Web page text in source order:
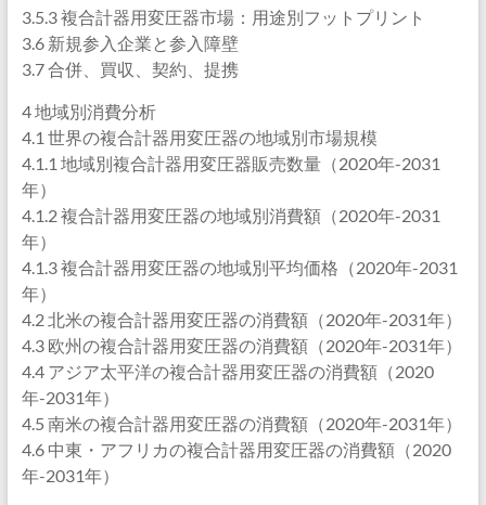
3.5.3 複合計器用変圧器市場：用途別フットプリント
3.6 新規参入企業と参入障壁
3.7 合併、買収、契約、提携
4 地域別消費分析
4.1 世界の複合計器用変圧器の地域別市場規模
4.1.1 地域別複合計器用変圧器販売数量（2020年-2031
年）
4.1.2 複合計器用変圧器の地域別消費額（2020年-2031
年）
4.1.3 複合計器用変圧器の地域別平均価格（2020年-2031
年）
4.2 北米の複合計器用変圧器の消費額（2020年-2031年）
4.3 欧州の複合計器用変圧器の消費額（2020年-2031年）
4.4 アジア太平洋の複合計器用変圧器の消費額（2020
年-2031年）
4.5 南米の複合計器用変圧器の消費額（2020年-2031年）
4.6 中東・アフリカの複合計器用変圧器の消費額（2020
年-2031年）